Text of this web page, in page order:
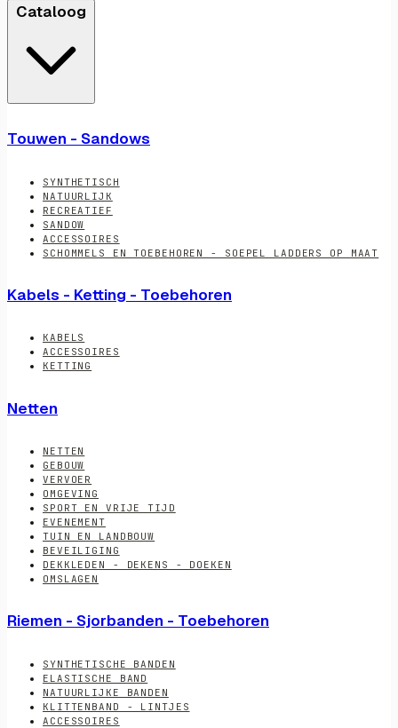
Cataloog
Touwen - Sandows
SYNTHETISCH
NATUURLIJK
RECREATIEF
SANDOW
ACCESSOIRES
SCHOMMELS EN TOEBEHOREN - SOEPEL LADDERS OP MAAT
Kabels - Ketting - Toebehoren
KABELS
ACCESSOIRES
KETTING
Netten
NETTEN
GEBOUW
VERVOER
OMGEVING
SPORT EN VRIJE TIJD
EVENEMENT
TUIN EN LANDBOUW
BEVEILIGING
DEKKLEDEN - DEKENS - DOEKEN
OMSLAGEN
Riemen - Sjorbanden - Toebehoren
SYNTHETISCHE BANDEN
ELASTISCHE BAND
NATUURLIJKE BANDEN
KLITTENBAND - LINTJES
ACCESSOIRES